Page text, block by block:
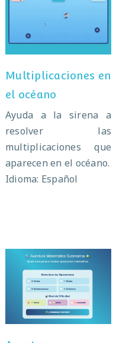
Multiplicaciones
en el océano
Multiplicaciones en
el océano
Ayuda a la sirena a
resolver las
multiplicaciones que
aparecen en el océano.
Idioma: Español
Aventura
submarina